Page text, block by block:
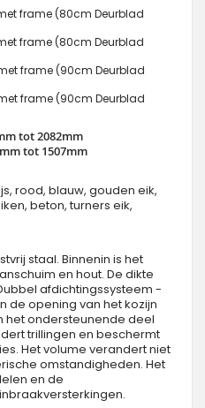
frame (80cm Deurblad
frame (80cm Deurblad
frame (90cm Deurblad
frame (90cm Deurblad
tot 2082mm
tot 1507mm
rood, blauw, gouden eik,
beton, turners eik,
staal. Binnenin is het
en hout. De dikte
afdichtingssysteem -
de opening van het kozijn
het ondersteunende deel
trillingen en beschermt
Het volume verandert niet
omstandigheden. Het
en de